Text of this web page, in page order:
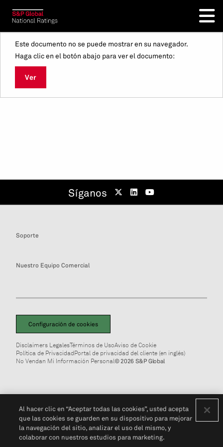
Este documento no se puede mostrar en su navegador.
Haga clic en el botón abajo para ver el documento:
Ver
Síganos
Soporte
Nuestro Equipo Comercial
Configuración de cookies
Disclaimers LegalesTérminos de UsoAviso de Cookie
Política de PrivacidadPortal de privacidad del cliente (en inglés)
No Vendan Mi Información Personal© 2026 S&P Global
Al hacer clic en “Aceptar todas las cookies”, usted acepta
que las cookies se guarden en su dispositivo para mejorar
la navegación del sitio, analizar el uso del mismo, y
colaborar con nuestros estudios para marketing.